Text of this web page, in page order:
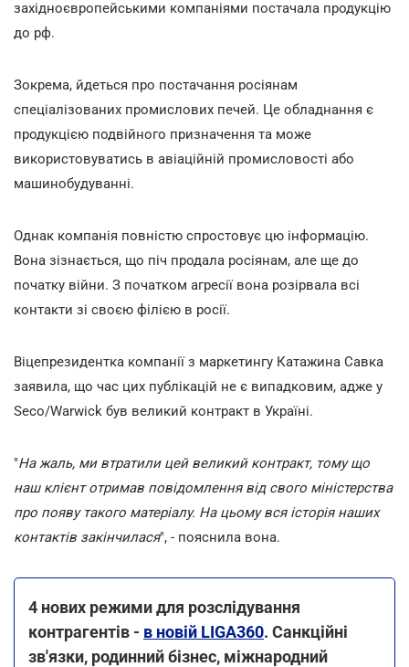
західноєвропейськими компаніями постачала продукцію
до рф.
Зокрема, йдеться про постачання росіянам
спеціалізованих промислових печей. Це обладнання є
продукцією подвійного призначення та може
використовуватись в авіаційній промисловості або
машинобудуванні.
Однак компанія повністю спростовує цю інформацію.
Вона зізнається, що піч продала росіянам, але ще до
початку війни. З початком агресії вона розірвала всі
контакти зі своєю філією в росії.
Віцепрезидентка компанії з маркетингу Катажина Савка
заявила, що час цих публікацій не є випадковим, адже у
Seco/Warwick був великий контракт в Україні.
"На жаль, ми втратили цей великий контракт, тому що
наш клієнт отримав повідомлення від свого міністерства
про появу такого матеріалу. На цьому вся історія наших
контактів закінчилася", - пояснила вона.
4 нових режими для розслідування
контрагентів - в новій LIGA360. Санкційні
зв'язки, родинний бізнес, міжнародний